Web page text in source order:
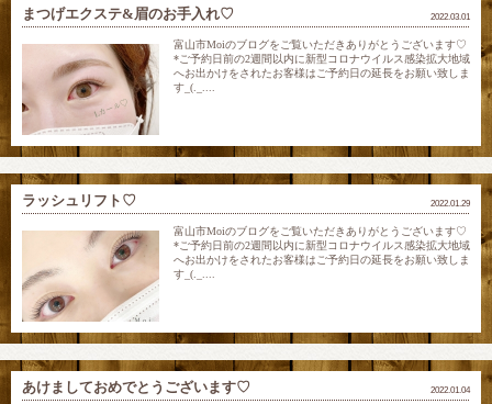
2022.03.01
まつげエクステ&眉のお手入れ♡
富山市Moiのブログをご覧いただきありがとうございます♡
*ご予約日前の2週間以内に新型コロナウイルス感染拡大地域
へお出かけをされたお客様はご予約日の延長をお願い致しま
す_(._....
2022.01.29
ラッシュリフト♡
富山市Moiのブログをご覧いただきありがとうございます♡
*ご予約日前の2週間以内に新型コロナウイルス感染拡大地域
へお出かけをされたお客様はご予約日の延長をお願い致しま
す_(._....
2022.01.04
あけましておめでとうございます♡